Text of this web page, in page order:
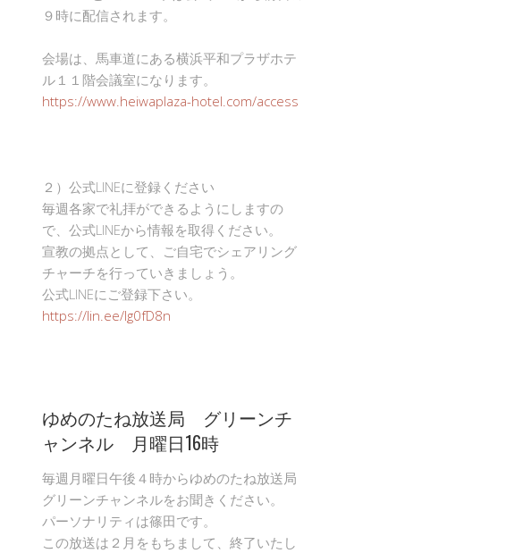
９時に配信されます。
会場は、馬車道にある横浜平和プラザホテ
ル１１階会議室になります。
https://www.heiwaplaza-hotel.com/access
２）公式LINEに登録ください
毎週各家で礼拝ができるようにしますの
で、公式LINEから情報を取得ください。
宣教の拠点として、ご自宅でシェアリング
チャーチを行っていきましょう。
公式LINEにご登録下さい。
https://lin.ee/Ig0fD8n
ゆめのたね放送局 グリーンチ
ャンネル 月曜日16時
毎週月曜日午後４時からゆめのたね放送局
グリーンチャンネルをお聞きください。
パーソナリティは篠田です。
この放送は２月をもちまして、終了いたし